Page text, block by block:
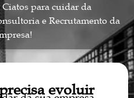
para cuidar da
e Recrutamento da
evoluir